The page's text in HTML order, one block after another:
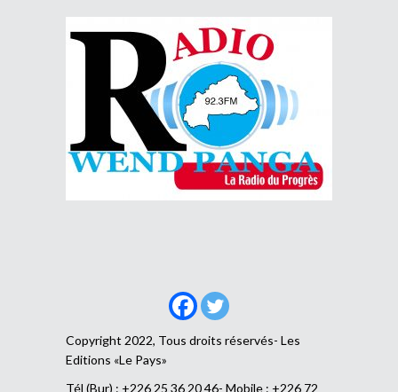
Copyright 2022, Tous droits réservés- Les
Editions «Le Pays»
Tél (Bur) : +226 25 36 20 46- Mobile : +226 72